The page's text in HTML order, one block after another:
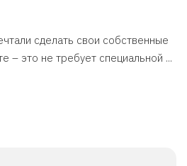
сделать свои собственные
– это не требует специальной ...